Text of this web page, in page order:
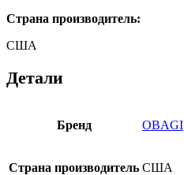
Страна производитель:
США
Детали
Бренд OBAGI
Страна производитель США